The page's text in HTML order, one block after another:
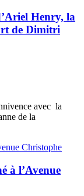
Henry, la
de Dimitri
avec la
de la
à l’Avenue